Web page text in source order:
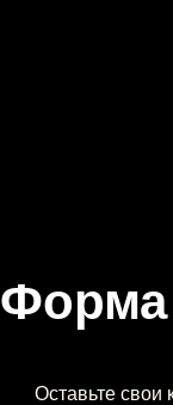
Форма
Оставьте